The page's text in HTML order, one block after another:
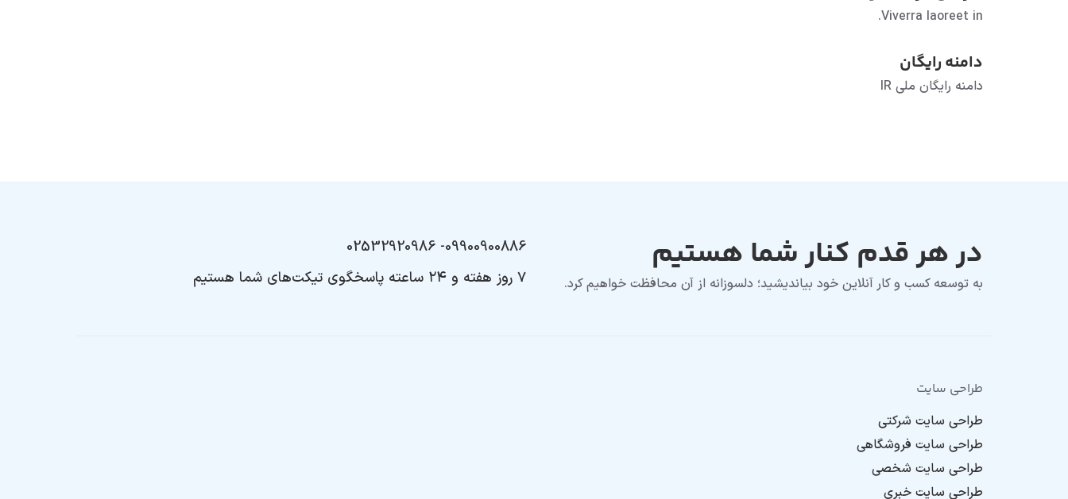
Viverra laoreet in.
دامنه رایگان
دامنه رایگان ملی IR
در هر قدم کنار شما هستیم
به توسعه کسب و کار آنلاین خود بیاندیشید؛ دلسوزانه از آن محافظت خواهیم کرد.
09900900886- 02532920986
۷ روز هفته و ۲۴ ساعته پاسخگوی تیکت‌های شما هستیم
طراحی سایت
طراحی سایت شرکتی
طراحی سایت فروشگاهی
طراحی سایت شخصی
طراحی سایت خبری